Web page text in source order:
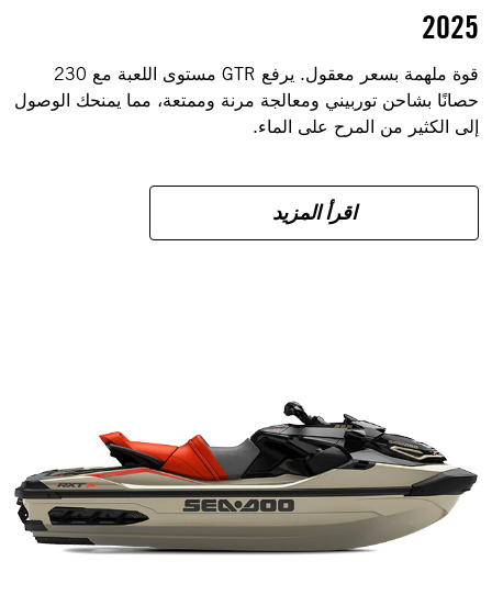
2025
قوة ملهمة بسعر معقول. يرفع GTR مستوى اللعبة مع 230
حصانًا بشاحن توربيني ومعالجة مرنة وممتعة، مما يمنحك الوصول
إلى الكثير من المرح على الماء.
اقرأ المزيد